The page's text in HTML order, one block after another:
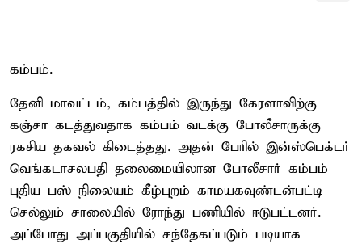
கம்பம்.
தேனி மாவட்டம், கம்பத்தில் இருந்து கேரளாவிற்கு
கஞ்சா கடத்துவதாக கம்பம் வடக்கு போலீசாருக்கு
ரகசிய தகவல் கிடைத்தது. அதன் பேரில் இன்ஸ்பெக்டர்
வெங்கடாசலபதி தலைமையிலான போலீசார் கம்பம்
புதிய பஸ் நிலையம் கீழ்புறம் காமயகவுண்டன்பட்டி
செல்லும் சாலையில் ரோந்து பணியில் ஈடுபட்டனர்.
அப்போது அப்பகுதியில் சந்தேகப்படும் படியாக